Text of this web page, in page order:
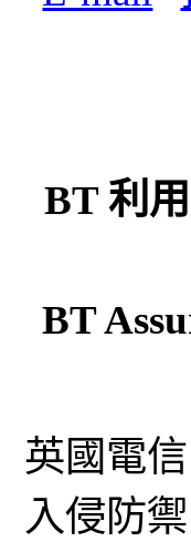
BT 利
BT
英國電
入侵防